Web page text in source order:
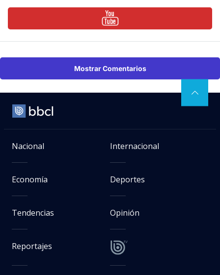
Mostrar Comentarios
Nacional Internacional
Economía Deportes
Tendencias Opinión
Reportajes